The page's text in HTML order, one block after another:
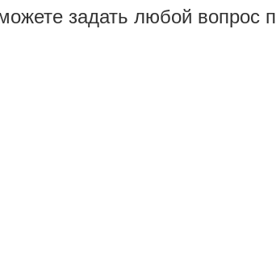
задать любой вопрос